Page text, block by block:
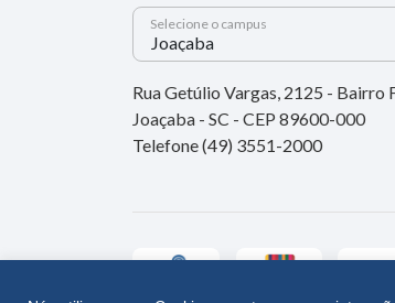
Selecione o campus
Rua Getúlio Vargas, 2125 - Bairro
Joaçaba - SC - CEP 89600-000
Telefone (49) 3551-2000